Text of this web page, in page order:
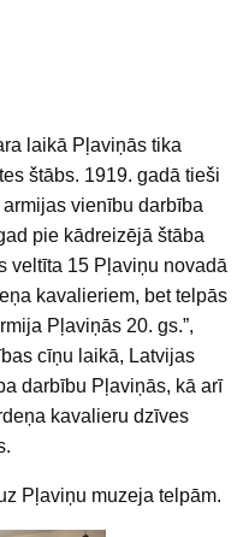
laikā Pļaviņās tika
štābs. 1919. gadā tieši
vienību darbība
pie kādreizējā štāba
veltīta 15 Pļaviņu novadā
kavalieriem, bet telpās
Pļaviņās 20. gs.”,
cīņu laikā, Latvijas
darbību Pļaviņās, kā arī
kavalieru dzīves
Pļaviņu muzeja telpām.